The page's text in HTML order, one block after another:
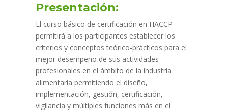
Presentación:
El curso básico de certificación en HACCP
permitirá a los participantes establecer los
criterios y conceptos teórico-prácticos para el
mejor desempeño de sus actividades
profesionales en el ámbito de la industria
alimentaria permitiendo el diseño,
implementación, gestión, certificación,
vigilancia y múltiples funciones más en el